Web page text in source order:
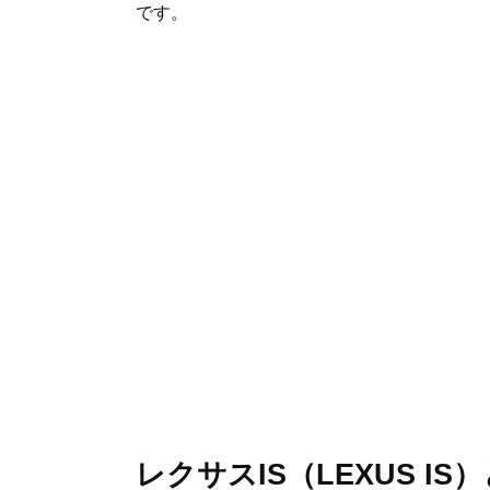
です。
レクサスIS（LEXUS IS